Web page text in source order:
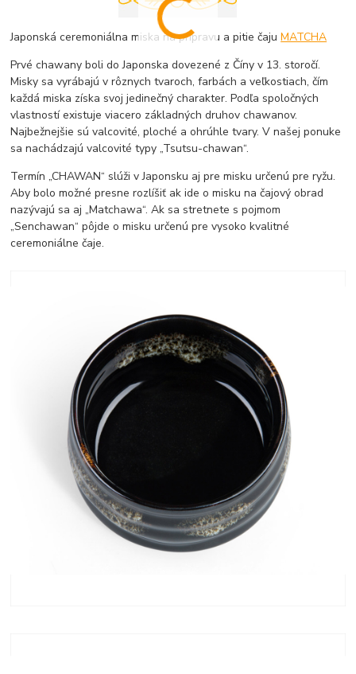
Japonská ceremoniálna miska na prípravu a pitie čajuMATCHA
Prvé chawany boli do Japonska dovezené z Číny v 13. storočí.
Misky sa vyrábajú v rôznych tvaroch, farbách a veľkostiach, čím
každá miska získa svoj jedinečný charakter. Podľa spoločných
vlastností existuje viacero základných druhov chawanov.
Najbežnejšie sú valcovité, ploché a ohrúhle tvary. V našej ponuke
sa nachádzajú valcovité typy „Tsutsu-chawan“.
Termín „CHAWAN“ slúži v Japonsku aj pre misku určenú pre ryžu.
Aby bolo možné presne rozlíšiť ak ide o misku na čajový obrad
nazývajú sa aj „Matchawa“. Ak sa stretnete s pojmom
„Senchawan“ pôjde o misku určenú pre vysoko kvalitné
ceremoniálne čaje.